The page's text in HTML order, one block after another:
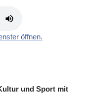
öffnen.
und Sport mit